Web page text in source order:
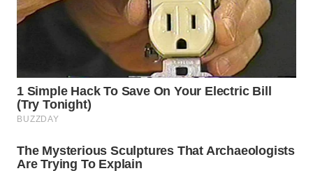
TENGAH
WN
TEBING
TINGGI
WN